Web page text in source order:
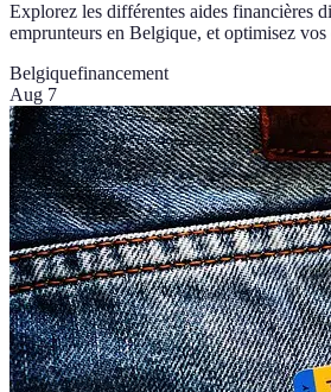
Explorez les différentes aides financières
emprunteurs en Belgique, et optimisez vos
Belgiquefinancement
Aug 7